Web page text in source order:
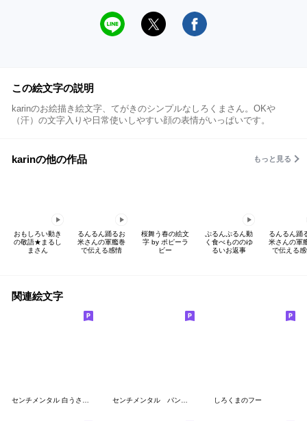
この絵文字の説明
karinのお絵描き絵文字、てがきのシンプルなしろくまさん。OKや
（汗）の文字入りや日常使いしやすい顔の表情がいっぱいです。
karinの他の作品 もっと見る
おもしろい動き
の敬語★まるし
まさん
るんるん踊るお
米さんの軍艦巻
で伝える感情
桜舞う春の絵文
字 by ポピーラ
ビー
ぷるんぷるん動
く食べもののゆ
るいお返事
るんるん踊
米さんの軍
で伝える
関連絵文字
しろくまのフー